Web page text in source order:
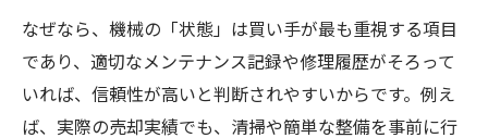
なぜなら、機械の「状態」は買い手が最も重視する項目
であり、適切なメンテナンス記録や修理履歴がそろって
いれば、信頼性が高いと判断されやすいからです。例え
ば、実際の売却実績でも、清掃や簡単な整備を事前に行